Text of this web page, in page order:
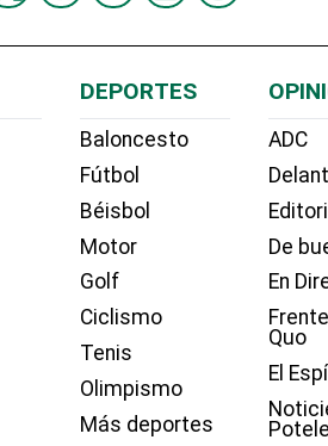
DEPORTES
Baloncesto
Fútbol
Béisbol
Motor
Golf
Ciclismo
Tenis
Olimpismo
Más deportes
ADC
De
En
Quo
El